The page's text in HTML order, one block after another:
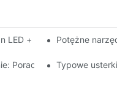
wewnętrznego
LED + wciągająca jazda
Potężne
Poradnik konserwacji i
Typowe